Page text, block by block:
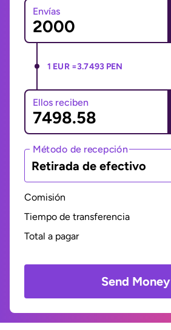
Envías
1 EUR =3.7493 PEN
Ellos reciben
Método de recepción
Retirada de efectivo
Comisión
Tiempo de transferencia
Total a pagar
Send Money